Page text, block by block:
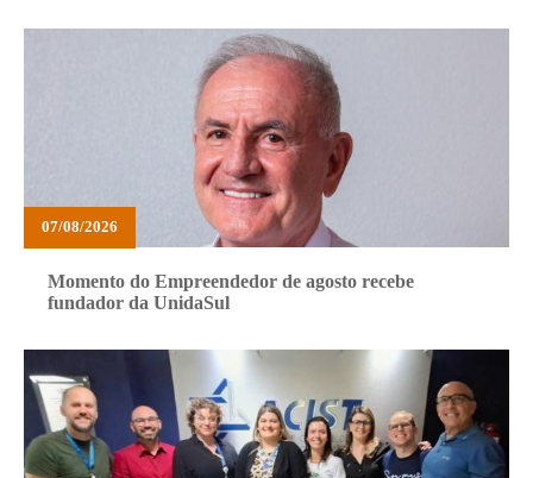
07/08/2026
Momento do Empreendedor de agosto recebe
fundador da UnidaSul